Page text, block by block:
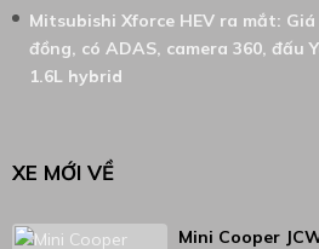
Mitsubishi Xforce HEV ra mắt:
đồng, có ADAS, camera 360, đấu
1.6L hybrid
XE MỚI VỀ
Mini Cooper